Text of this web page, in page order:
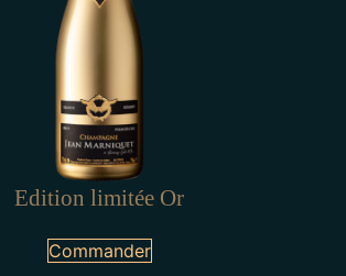
Edition limitée Or
Commander